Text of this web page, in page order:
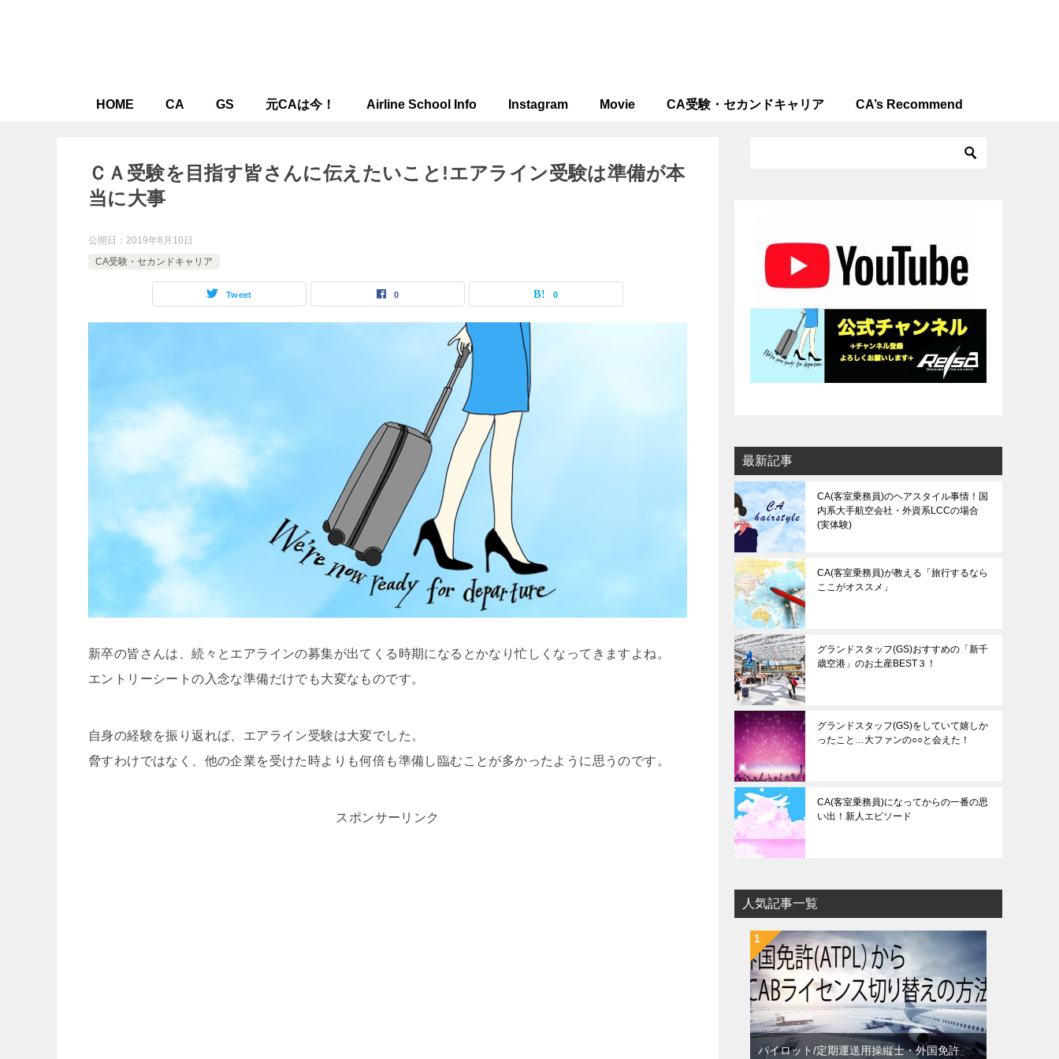
HOME CA GS 元CAは今！ Airline School Info Instagram Movie CA受験・セカンドキャリア CA’s Recommend
ＣＡ受験を目指す皆さんに伝えたいこと!エアライン受験は準備が本
当に大事
公開日： 2019年8月10日
CA受験・セカンドキャリア
Tweet 0 0
新卒の皆さんは、続々とエアラインの募集が出てくる時期になるとかなり忙しくなってきますよね。
エントリーシートの入念な準備だけでも大変なものです。
自身の経験を振り返れば、エアライン受験は大変でした。
脅すわけではなく、他の企業を受けた時よりも何倍も準備し臨むことが多かったように思うのです。
スポンサーリンク
最新記事
CA(客室乗務員)のヘアスタイル事情！国
内系大手航空会社・外資系LCCの場合
(実体験)
CA(客室乗務員)が教える「旅行するなら
ここがオススメ」
グランドスタッフ(GS)おすすめの「新千
歳空港」のお土産BEST３！
グランドスタッフ(GS)をしていて嬉しか
ったこと…大ファンの○○と会えた！
CA(客室乗務員)になってからの一番の思
い出！新人エピソード
人気記事一覧
パイロット/定期運送用操縦士・外国免許